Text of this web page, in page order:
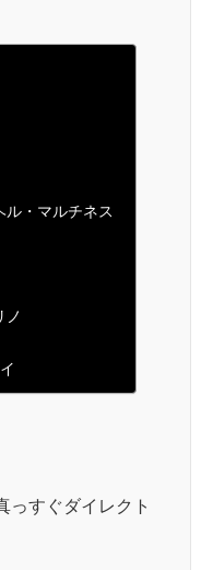
・マルチネス
ノ
っすぐダイレクト